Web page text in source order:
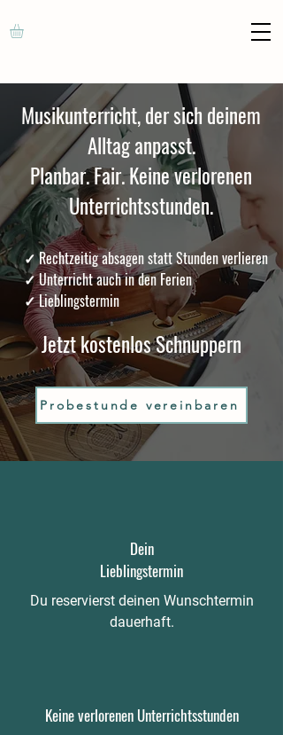
Musikunterricht, der sich deinem
Alltag anpasst.
Planbar. Fair. Keine verlorenen
Unterrichtsstunden.
✓ Rechtzeitig absagen statt Stunden verlieren
✓ Unterricht auch in den Ferien
✓ Lieblingstermin
Jetzt kostenlos Schnuppern
Probestunde vereinbaren
Dein
Lieblingstermin
Du reservierst deinen Wunschtermin
dauerhaft.
Keine verlorenen Unterrichtsstunden